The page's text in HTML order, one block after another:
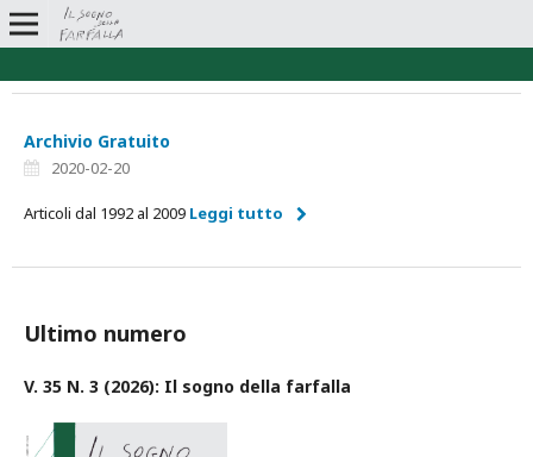
Archivio Gratuito
2020-02-20
Articoli dal 1992 al 2009 Leggi tutto
Ultimo numero
V. 35 N. 3 (2026): Il sogno della farfalla